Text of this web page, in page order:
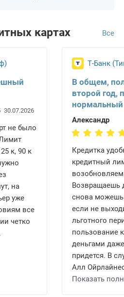
картах Все
30.07.2026
не было
к, 90 к
на
уже
все
четко
Т-Банк
В общем,
второй год,
нормальный
Александр
Кредитка
кредитный
Возвращаешь
снова можешь
если не
льготного
пользование
деньгами
придется. В
Алл
Показать